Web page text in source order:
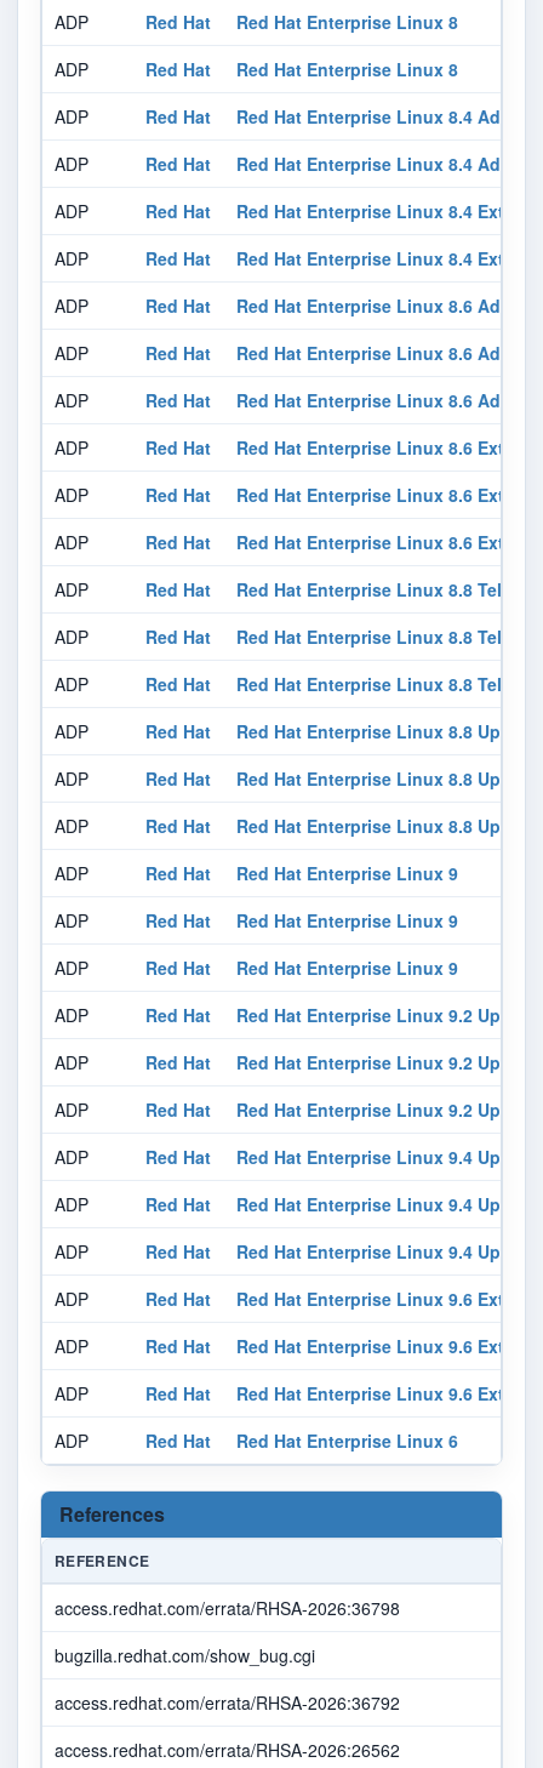
ADP
Red Hat
Red Hat Enterprise Linux 8
ADP
Red Hat
Red Hat Enterprise Linux 8
ADP
Red Hat
Red Hat Enterprise Linux 8.4
ADP
Red Hat
Red Hat Enterprise Linux 8.4
ADP
Red Hat
Red Hat Enterprise Linux 8.4
ADP
Red Hat
Red Hat Enterprise Linux 8.4
ADP
Red Hat
Red Hat Enterprise Linux 8.6
ADP
Red Hat
Red Hat Enterprise Linux 8.6
ADP
Red Hat
Red Hat Enterprise Linux 8.6
ADP
Red Hat
Red Hat Enterprise Linux 8.6
ADP
Red Hat
Red Hat Enterprise Linux 8.6
ADP
Red Hat
Red Hat Enterprise Linux 8.6
ADP
Red Hat
Red Hat Enterprise Linux 8.8
ADP
Red Hat
Red Hat Enterprise Linux 8.8
ADP
Red Hat
Red Hat Enterprise Linux 8.8
ADP
Red Hat
Red Hat Enterprise Linux 8.8
ADP
Red Hat
Red Hat Enterprise Linux 8.8
ADP
Red Hat
Red Hat Enterprise Linux 8.8
ADP
Red Hat
Red Hat Enterprise Linux 9
ADP
Red Hat
Red Hat Enterprise Linux 9
ADP
Red Hat
Red Hat Enterprise Linux 9
ADP
Red Hat
Red Hat Enterprise Linux 9.2
ADP
Red Hat
Red Hat Enterprise Linux 9.2
ADP
Red Hat
Red Hat Enterprise Linux 9.2
ADP
Red Hat
Red Hat Enterprise Linux 9.4
ADP
Red Hat
Red Hat Enterprise Linux 9.4
ADP
Red Hat
Red Hat Enterprise Linux 9.4
ADP
Red Hat
Red Hat Enterprise Linux 9.6
ADP
Red Hat
Red Hat Enterprise Linux 9.6
ADP
Red Hat
Red Hat Enterprise Linux 9.6
ADP
Red Hat Red Hat Enterprise Linux 6
References
REFERENCE
access.redhat.com/errata/RHSA-2026:36798
bugzilla.redhat.com/show_bug.cgi
access.redhat.com/errata/RHSA-2026:36792
access.redhat.com/errata/RHSA-2026:26562